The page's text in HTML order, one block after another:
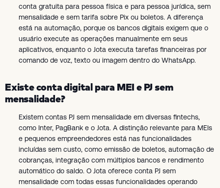
conta gratuita para pessoa física e para pessoa jurídica, sem
mensalidade e sem tarifa sobre Pix ou boletos. A diferença
está na automação, porque os bancos digitais exigem que o
usuário execute as operações manualmente em seus
aplicativos, enquanto o Jota executa tarefas financeiras por
comando de voz, texto ou imagem dentro do WhatsApp.
Existe conta digital para MEI e PJ sem
mensalidade?
Existem contas PJ sem mensalidade em diversas fintechs,
como Inter, PagBank e o Jota. A distinção relevante para MEIs
e pequenos empreendedores está nas funcionalidades
incluídas sem custo, como emissão de boletos, automação de
cobranças, integração com múltiplos bancos e rendimento
automático do saldo. O Jota oferece conta PJ sem
mensalidade com todas essas funcionalidades operando